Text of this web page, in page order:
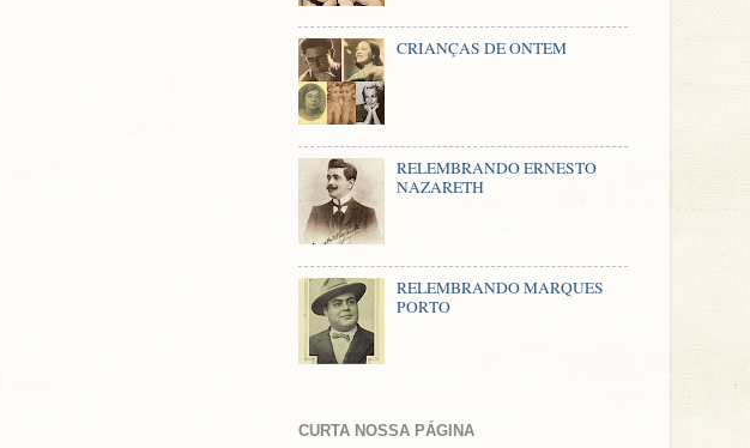
CRIANÇAS DE ONTEM
RELEMBRANDO ERNESTO
NAZARETH
RELEMBRANDO MARQUES
PORTO
CURTA NOSSA PÁGINA